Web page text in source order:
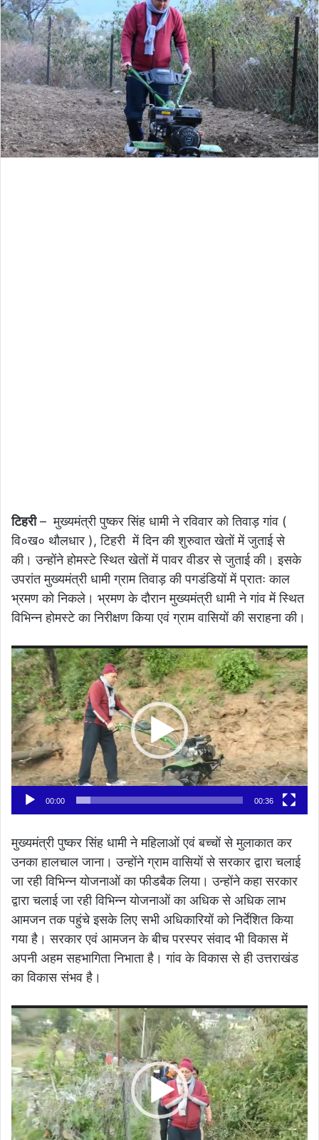
n
e
m
a
i
टिहरी– मुख्यमंत्री पुष्कर सिंह धामी ने रविवार को तिवाड़ गांव (
वि०ख० थौलधार ), टिहरी में दिन की शुरुवात खेतों में जुताई से
की। उन्होंने होमस्टे स्थित खेतों में पावर वीडर से जुताई की। इसके
उपरांत मुख्यमंत्री धामी ग्राम तिवाड़ की पगडंडियों में प्रातः काल
भ्रमण को निकले। भ्रमण के दौरान मुख्यमंत्री धामी ने गांव में स्थित
विभिन्न होमस्टे का निरीक्षण किया एवं ग्राम वासियों की सराहना की।
Video
Player
00:00 00:36
मुख्यमंत्री पुष्कर सिंह धामी ने महिलाओं एवं बच्चों से मुलाकात कर
उनका हालचाल जाना। उन्होंने ग्राम वासियों से सरकार द्वारा चलाई
जा रही विभिन्न योजनाओं का फीडबैक लिया। उन्होंने कहा सरकार
द्वारा चलाई जा रही विभिन्न योजनाओं का अधिक से अधिक लाभ
आमजन तक पहुंचे इसके लिए सभी अधिकारियों को निर्देशित किया
गया है। सरकार एवं आमजन के बीच परस्पर संवाद भी विकास में
अपनी अहम सहभागिता निभाता है। गांव के विकास से ही उत्तराखंड
का विकास संभव है।
Video
Player